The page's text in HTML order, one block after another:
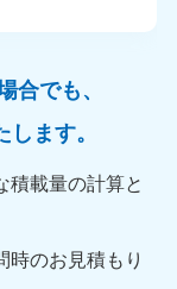
合でも、
ます。
積載量の計算と
時のお見積もり